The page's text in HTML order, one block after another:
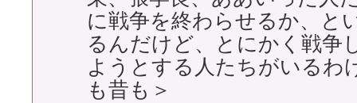
に戦争を終わらせるか、と
るんだけど、とにかく戦争
ようとする人たちがいるわ
も昔も＞